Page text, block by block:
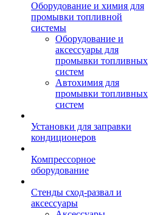
Оборудование и химия для
промывки топливной
системы
Оборудование и
аксессуары для
промывки топливных
систем
Автохимия для
промывки топливных
систем
Установки для заправки
кондиционеров
Компрессорное
оборудование
Стенды сход-развал и
аксессуары